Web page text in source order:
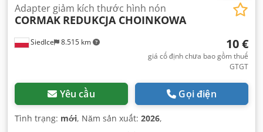
Siedlce 8.515 km
Adapter giảm kích thước hình nón
CORMAK REDUKCJA CHOINKOWA
10 €
giá cố định chưa bao gồm thuế
GTGT
Yêu cầu Gọi điện
Tình trạng: mới, Năm sản xuất: 2026,